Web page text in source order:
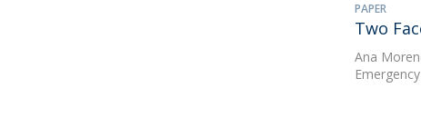
PAPER
Two
Ana